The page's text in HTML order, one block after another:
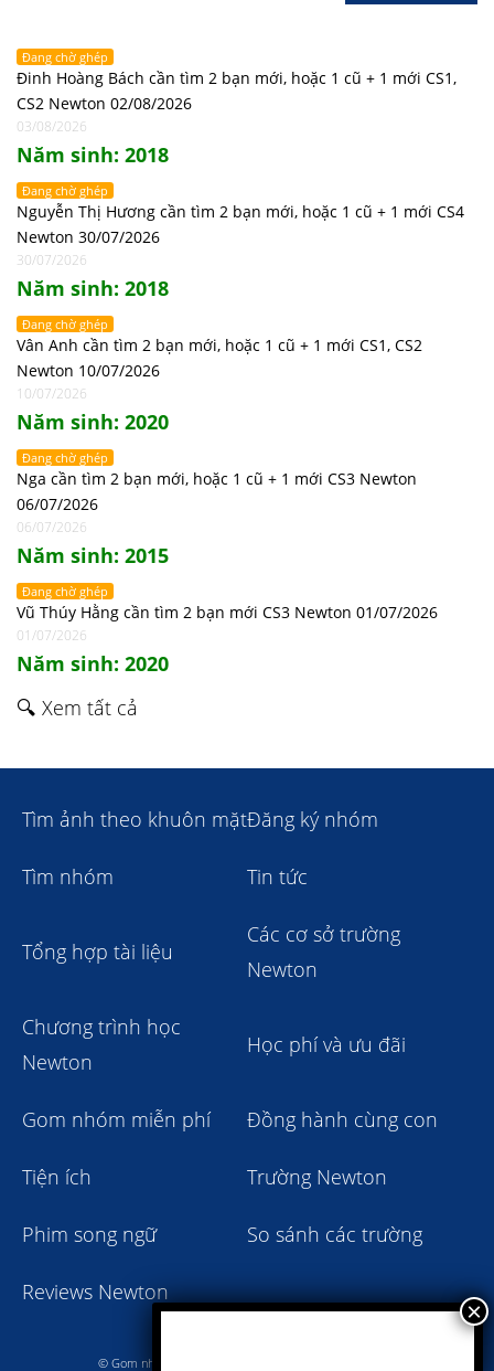
Đang chờ ghép
Đinh Hoàng Bách cần tìm 2 bạn mới, hoặc 1 cũ + 1 mới CS1,
CS2 Newton 02/08/2026
03/08/2026
Năm sinh: 2018
Đang chờ ghép
Nguyễn Thị Hương cần tìm 2 bạn mới, hoặc 1 cũ + 1 mới CS4
Newton 30/07/2026
30/07/2026
Năm sinh: 2018
Đang chờ ghép
Vân Anh cần tìm 2 bạn mới, hoặc 1 cũ + 1 mới CS1, CS2
Newton 10/07/2026
10/07/2026
Năm sinh: 2020
Đang chờ ghép
Nga cần tìm 2 bạn mới, hoặc 1 cũ + 1 mới CS3 Newton
06/07/2026
06/07/2026
Năm sinh: 2015
Đang chờ ghép
Vũ Thúy Hằng cần tìm 2 bạn mới CS3 Newton 01/07/2026
01/07/2026
Năm sinh: 2020
🔍 Xem tất cả
Tìm ảnh theo khuôn mặtĐăng ký nhóm
Tìm nhóm Tin tức
Tổng hợp tài liệu
Các cơ sở trường
Newton
Chương trình học
Newton
Học phí và ưu đãi
Gom nhóm miễn phí Đồng hành cùng con
Tiện ích Trường Newton
Phim song ngữ So sánh các trường
Reviews Newton
© Gom nhóm trường Newton giảm học phí 2023 - 2024